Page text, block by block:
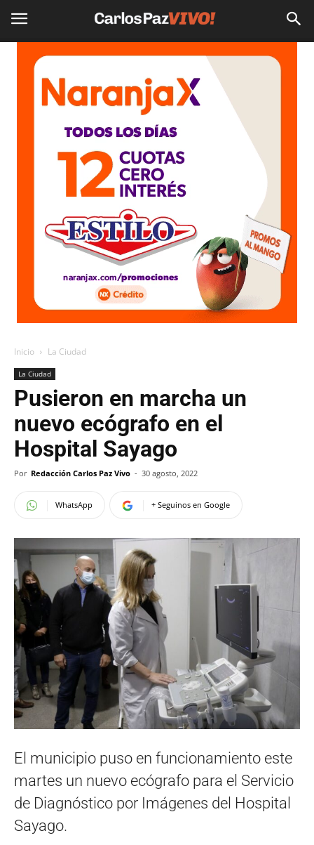
Inicio La Ciudad
La Ciudad
Pusieron en marcha un
nuevo ecógrafo en el
Hospital Sayago
Por Redacción Carlos Paz Vivo - 30 agosto, 2022
WhatsApp + Seguinos en Google
El municipio puso en funcionamiento este
martes un nuevo ecógrafo para el Servicio
de Diagnóstico por Imágenes del Hospital
Sayago.